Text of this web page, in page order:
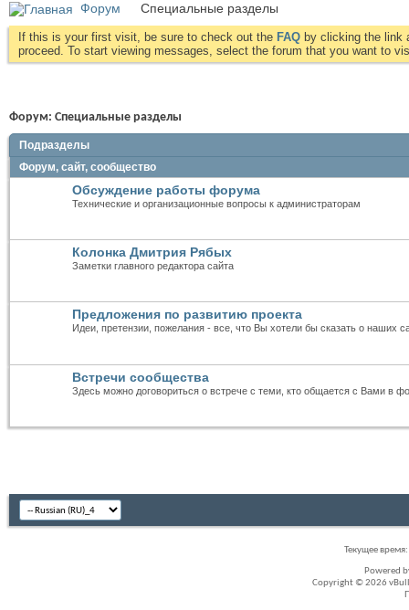
Форум Специальные разделы
If this is your first visit, be sure to check out the FAQ by clicking the link
proceed. To start viewing messages, select the forum that you want to
Форум: Специальные разделы
Подразделы
Форум, сайт, сообщество
Обсуждение работы форума
Технические и организационные вопросы к администраторам
Колонка Дмитрия Рябых
Заметки главного редактора сайта
Предложения по развитию проекта
Идеи, претензии, пожелания - все, что Вы хотели бы сказать о наших
Встречи сообщества
Здесь можно договориться о встрече с теми, кто общается с Вами в
Текущее время:
Powered
Copyright © 2026